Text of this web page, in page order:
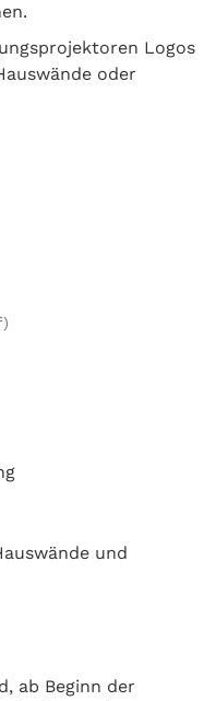
Logos
oder
und
ab Beginn der